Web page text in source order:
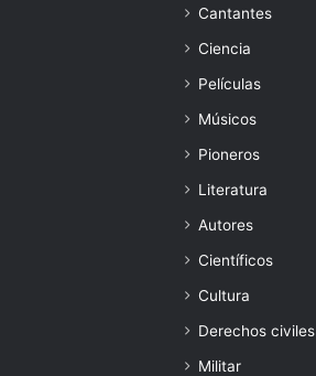
Cantantes
Ciencia
Películas
Músicos
Pioneros
Literatura
Autores
Científicos
Cultura
Derechos civiles
Militar